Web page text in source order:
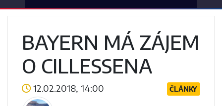
BAYERN MÁ ZÁJEM
O CILLESSENA
12.02.2018, 14:00 ČLÁNKY